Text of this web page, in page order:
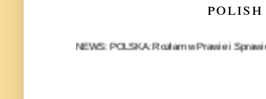
NEWS: POLSKA: Rozłam w Prawie i